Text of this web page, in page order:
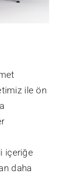
ile ön
içeriğe
daha